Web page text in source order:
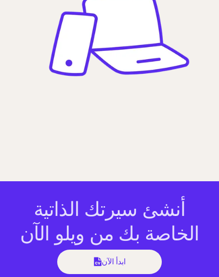
أنشئ سيرتك الذاتية
الخاصة بك من ويلو الآن
ابدأ الآن